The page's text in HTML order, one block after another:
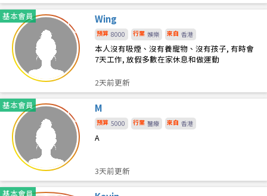
基本會員
Wing
預算 8000 行業 娛樂 來自 香港
本人沒有吸煙、沒有養寵物、沒有孩子, 有時會
7天工作, 放假多數在家休息和做運動
2天前更新
基本會員
M
預算 5000 行業 醫療 來自 香港
A
3天前更新
基本會員